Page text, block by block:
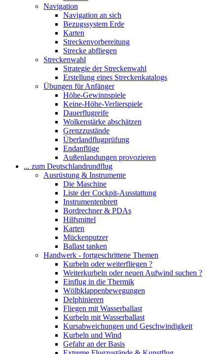
Navigation
Navigation an sich
Bezugssystem Erde
Karten
Streckenvorbereitung
Strecke abfliegen
Streckenwahl
Strategie der Streckenwahl
Erstellung eines Streckenkatalogs
Übungen für Anfänger
Höhe-Gewinnspiele
Keine-Höhe-Verlierspiele
Dauerflugreife
Wolkenstärke abschätzen
Grenzzustände
Überlandflugprüfung
Endanflüge
Außenlandungen provozieren
... zum Deutschlandrundflug
Ausrüstung & Instrumente
Die Maschine
Liste der Cockpit-Ausstattung
Instrumentenbrett
Bordrechner & PDAs
Hilfsmittel
Karten
Mückenputzer
Ballast tanken
Handwerk - fortgeschrittene Themen
Kurbeln oder weiterfliegen ?
Weiterkurbeln oder neuen Aufwind suchen ?
Einflug in die Thermik
Wölbklappenbewegungen
Delphinieren
Fliegen mit Wasserballast
Kurbeln mit Wasserballast
Kursabweichungen und Geschwindigkeit
Kurbeln und Wind
Gefahr an der Basis